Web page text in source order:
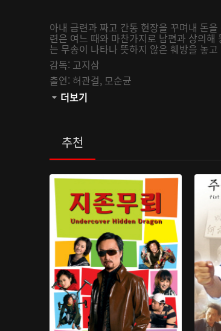
아내 금련과 짜고 간통 현장을 꾸며내 돈
련은 여느 때와 마찬가지로 남편과 상의
는 무송이 나타나 뜻하지 않은 훼방을 놓
감독: 고지삼
출연: 허관걸, 모순균
관람등급:
더보기
추천